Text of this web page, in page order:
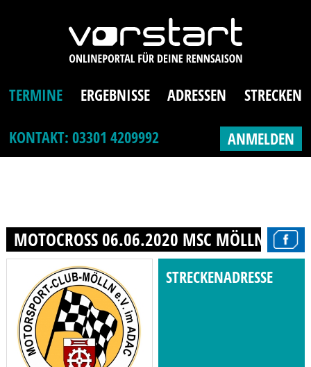
TERMINE ERGEBNISSE ADRESSEN
STRECKEN
KONTAKT: 03301 4209992
ANMELDEN
MOTOCROSS 06.06.2020 MSC MÖLLN E.V.
STRECKENADRESSE